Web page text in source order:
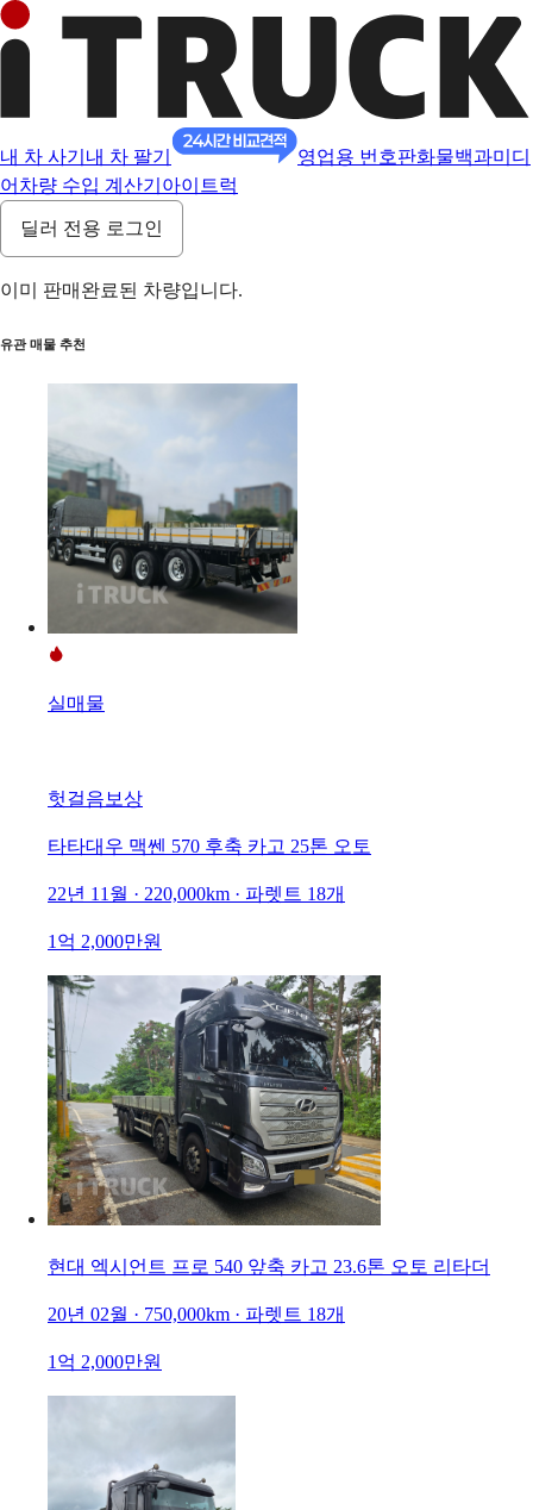
내 차 사기 내 차 팔기 영업용 번호판화물백과미디
어 차량 수입 계산기 아이트럭
딜러 전용 로그인
이미 판매완료된 차량입니다.
유관 매물 추천
실매물
헛걸음보상
타타대우 맥쎈 570 후축 카고 25톤 오토
22년 11월 · 220,000km · 파렛트 18개
1억 2,000만원
현대 엑시언트 프로 540 앞축 카고 23.6톤 오토 리타더
20년 02월 · 750,000km · 파렛트 18개
1억 2,000만원